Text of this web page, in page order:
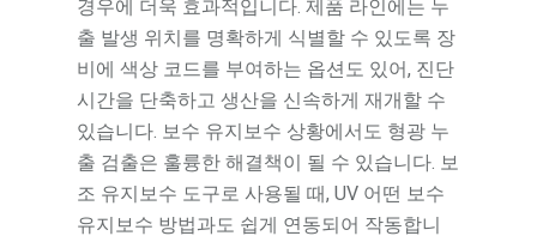
경우에 더욱 효과적입니다. 제품 라인에는 누
출 발생 위치를 명확하게 식별할 수 있도록 장
비에 색상 코드를 부여하는 옵션도 있어, 진단
시간을 단축하고 생산을 신속하게 재개할 수
있습니다. 보수 유지보수 상황에서도 형광 누
출 검출은 훌륭한 해결책이 될 수 있습니다. 보
조 유지보수 도구로 사용될 때, UV 어떤 보수
유지보수 방법과도 쉽게 연동되어 작동합니